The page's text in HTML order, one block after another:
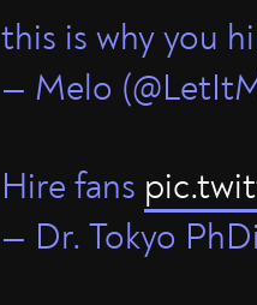
this is why you
— Melo
Hire fans
— Dr. Tokyo